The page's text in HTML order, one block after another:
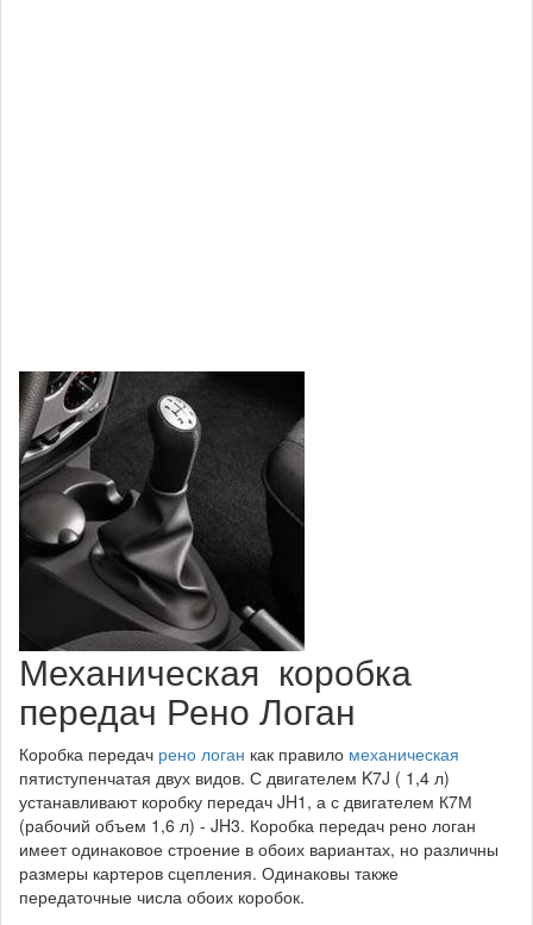
Механическая коробка
передач Рено Логан
Коробка передач рено логан как правило механическая
пятиступенчатая двух видов. С двигателем K7J ( 1,4 л)
устанавливают коробку передач JH1, а с двигателем К7М
(рабочий объем 1,6 л) - JH3. Коробка передач рено логан
имеет одинаковое строение в обоих вариантах, но различны
размеры картеров сцепления. Одинаковы также
передаточные числа обоих коробок.